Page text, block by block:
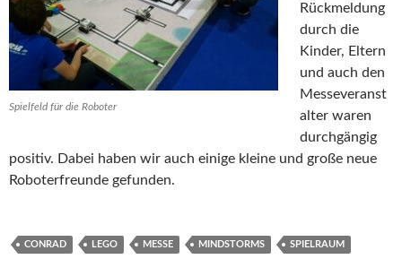
Spielfeld für die Roboter
Rückmeldung
durch die
Kinder, Eltern
und auch den
Messeveranst
alter waren
durchgängig
positiv. Dabei haben wir auch einige kleine und große neue
Roboterfreunde gefunden.
CONRAD LEGO MESSE MINDSTORMS SPIELRAUM